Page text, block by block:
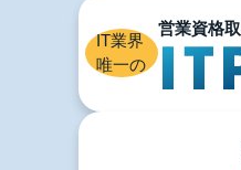
IT業界
唯一の